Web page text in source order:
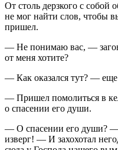
От столь дерзкого с собой
не мог найти слов, чтобы
пришел.
— Не понимаю вас, —
от меня хотите?
— Как оказался тут? — еще
— Пришел помолиться в
о спасении его души.
— О спасении его души?
изверг! — И захохотал